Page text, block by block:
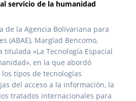
servicio de la humanidad
de la Agencia Bolivariana para
(ABAE), Marglad Bencomo,
titulada «La Tecnología Espacial
en la que abordó
tipos de tecnologías
del acceso a la información, la
tratados internacionales para